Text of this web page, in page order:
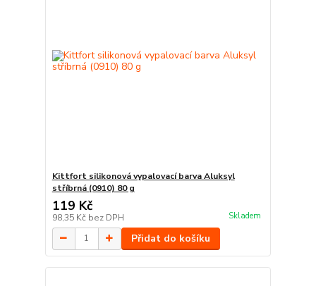
Kittfort silikonová vypalovací barva Aluksyl
stříbrná (0910) 80 g
119 Kč
98,35 Kč bez DPH Skladem
Přidat do košíku